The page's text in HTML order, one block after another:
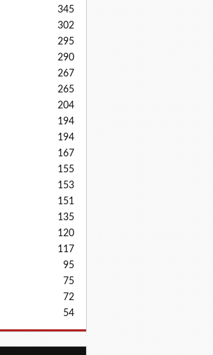
345
302
295
290
267
265
204
194
194
167
155
153
151
135
120
117
95
75
72
54